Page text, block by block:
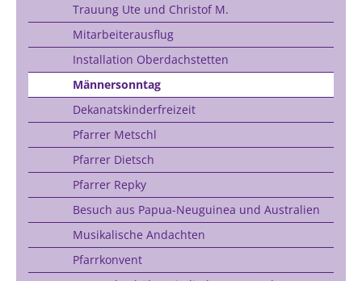
Trauung Ute und Christof M.
Mitarbeiterausflug
Installation Oberdachstetten
Männersonntag
Dekanatskinderfreizeit
Pfarrer Metschl
Pfarrer Dietsch
Pfarrer Repky
Besuch aus Papua-Neuguinea und Australien
Musikalische Andachten
Pfarrkonvent